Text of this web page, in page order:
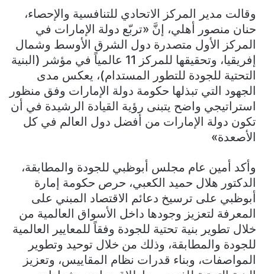
وقالت مدير المركز الاتحادي للتنافسية والإحصاء،
حنان منصور أهلي، إنَّ «تربّع دولة الإمارات في
المركز الأول متصدرة دول الشرق الأوسط وشمال
إفريقيا، وتحقيقها للمركز 11 عالمياً في مؤشر (البنية
التحتية للجودة للتطور المستدام)، يعكس مدى
الجهود التي تبذلها حكومة دولة الإمارات وفق منظور
استراتيجي واضح يتبنى رؤية القيادة الرشيدة في أن
تكون دولة الإمارات من أفضل دول العالم في كل
الأصعدة»
وأكد أمين عام مجلس أبوظبي للجودة والمطابقة،
الدكتور هلال حميد الكعبي، حرص حكومة إمارة
أبوظبي على ترسيخ دعائم الاقتصاد المبني على
المعرفة لتعزيز وجودها داخل الأسواق العالمية من
خلال تطوير بنية تحتية للجودة وفقاً للمعايير العالمية
للجودة والمطابقة، وذلك من خلال توحيد وتطوير
المواصفات، وبناء قدرات نظام المقاييس، وتعزيز